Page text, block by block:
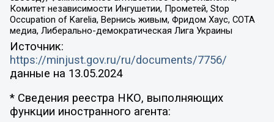
Комитет независимости Ингушетии, Прометей, Stop
Occupation of Karelia, Вернись живым, Фридом Хаус, СОТА
медиа, Либерально-демократическая Лига Украины
Источник:
https://minjust.gov.ru/ru/documents/7756/
данные на 13.05.2024
* Сведения реестра НКО, выполняющих
функции иностранного агента: